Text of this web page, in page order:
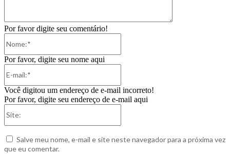
Por favor digite seu comentário!
Por favor, digite seu nome aqui
Você digitou um endereço de e-mail incorreto!
Por favor, digite seu endereço de e-mail aqui
Salve meu nome, e-mail e site neste navegador para a próxima vez
que eu comentar.